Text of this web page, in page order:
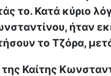
το. Κατά κύριο
ήταν
το Τζόρα,
Καίτης